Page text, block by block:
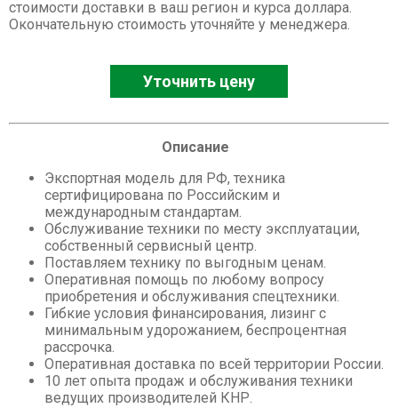
Ножничные подъемники
Асфальтовые, бетонные заводы
Мини-погрузчики
стоимости доставки в ваш регион и курса доллара.
Окончательную стоимость уточняйте у менеджера.
Уточнить цену
Описание
Экспортная модель для РФ, техника
сертифицирована по Российским и
международным стандартам.
Обслуживание техники по месту эксплуатации,
собственный сервисный центр.
Поставляем технику по выгодным ценам.
Оперативная помощь по любому вопросу
приобретения и обслуживания спецтехники.
Гибкие условия финансирования, лизинг с
минимальным удорожанием, беспроцентная
рассрочка.
Оперативная доставка по всей территории России.
10 лет опыта продаж и обслуживания техники
ведущих производителей КНР.